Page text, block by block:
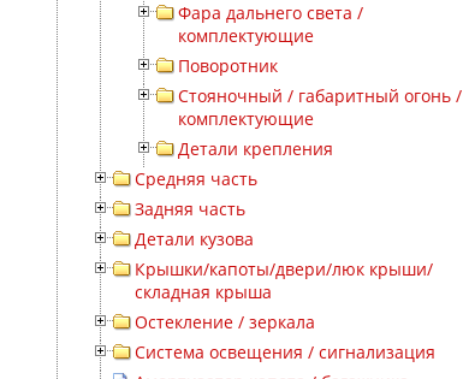
Фара дальнего света /
комплектующие
Поворотник
Стояночный / габаритный огонь /
комплектующие
Детали крепления
Средняя часть
Задняя часть
Детали кузова
Крышки/капоты/двери/люк крыши/
складная крыша
Остекление / зеркала
Система освещения / сигнализация